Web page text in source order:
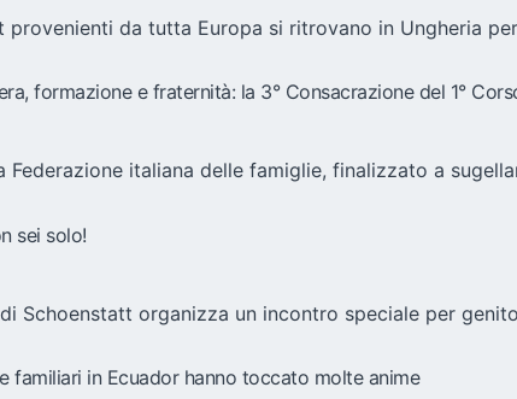
provenienti da tutta Europa si ritrovano in Ungheria
formazione e fraternità: la 3° Consacrazione del 1°
Federazione italiana delle famiglie, finalizzato a
sei solo!
Schoenstatt organizza un incontro speciale per
familiari in Ecuador hanno toccato molte anime